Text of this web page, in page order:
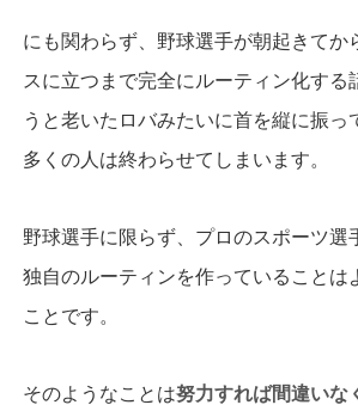
にも関わらず、野球選手が朝起きてか
スに立つまで完全にルーティン化する
うと老いたロバみたいに首を縦に振っ
多くの人は終わらせてしまいます。
野球選手に限らず、プロのスポーツ選
独自のルーティンを作っていることは
ことです。
そのようなことは努力すれば間違いな